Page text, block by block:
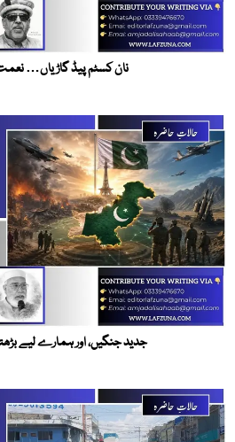
نان کسٹم پیڈ گاڑیاں…
جدید جنگیں، اور ہمارے لیے